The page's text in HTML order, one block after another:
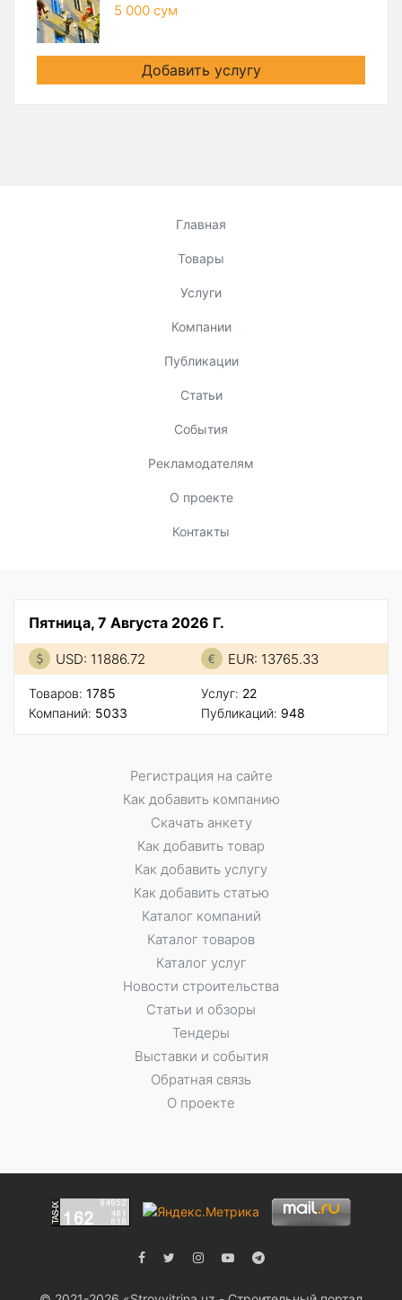
5 000 сум
Добавить услугу
Главная
Товары
Услуги
Компании
Публикации
Статьи
События
Рекламодателям
О проекте
Контакты
Пятница, 7 Августа 2026 Г.
USD: 11886.72 EUR: 13765.33
Товаров: 1785
Компаний: 5033
Услуг: 22
Публикаций: 948
Регистрация на сайте
Как добавить компанию
Скачать анкету
Как добавить товар
Как добавить услугу
Как добавить статью
Каталог компаний
Каталог товаров
Каталог услуг
Новости строительства
Статьи и обзоры
Тендеры
Выставки и события
Обратная связь
О проекте